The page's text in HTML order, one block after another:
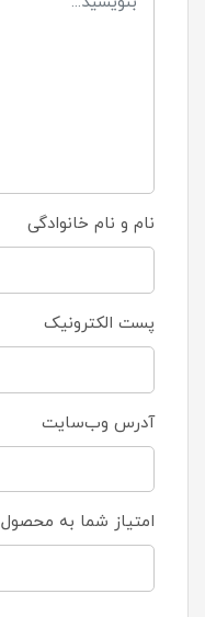
نام و نام خانوادگی
پست الکترونیک
آدرس وب‌سایت
امتیاز شما به محصول